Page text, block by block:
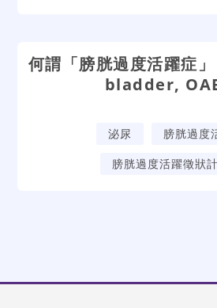
何謂「膀胱過度活躍症
bladder,
泌尿
膀胱過度
膀胱過度活躍徵狀